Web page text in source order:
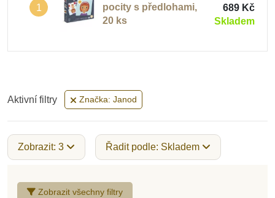
1
pocity s předlohami,
20 ks
689 Kč
Skladem
Aktivní filtry Značka: Janod
Zobrazit: 3 Řadit podle: Skladem
Zobrazit všechny filtry